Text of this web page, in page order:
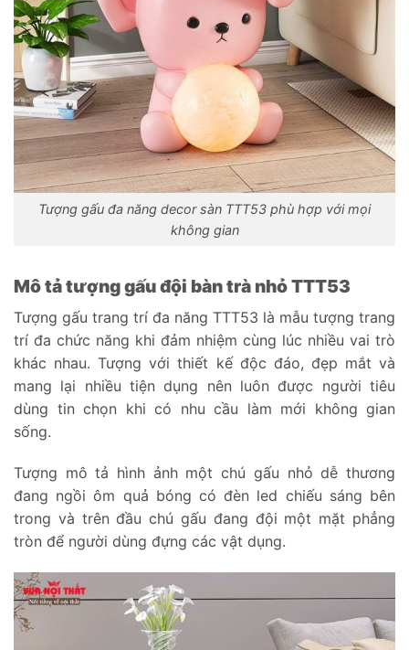
Tượng gấu đa năng decor sàn TTT53 phù hợp với mọi
không gian
Mô tả tượng gấu đội bàn trà nhỏ TTT53
Tượng gấu trang trí đa năng TTT53 là mẫu tượng trang
trí đa chức năng khi đảm nhiệm cùng lúc nhiều vai trò
khác nhau. Tượng với thiết kế độc đáo, đẹp mắt và
mang lại nhiều tiện dụng nên luôn được người tiêu
dùng tin chọn khi có nhu cầu làm mới không gian
sống.
Tượng mô tả hình ảnh một chú gấu nhỏ dễ thương
đang ngồi ôm quả bóng có đèn led chiếu sáng bên
trong và trên đầu chú gấu đang đội một mặt phẳng
tròn để người dùng đựng các vật dụng.